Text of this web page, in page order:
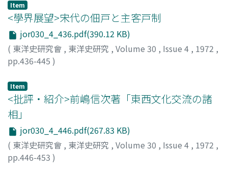
Item
<學界展望>宋代の佃戸と主客戸制
jor030_4_436.pdf(390.12 KB)
( 東洋史研究會 , 東洋史研究 , Volume 30 , Issue 4 , 1972 ,
pp.436-445 )
Item
<批評・紹介>前嶋信次著「東西文化交流の諸
相」
jor030_4_446.pdf(267.83 KB)
( 東洋史研究會 , 東洋史研究 , Volume 30 , Issue 4 , 1972 ,
pp.446-453 )